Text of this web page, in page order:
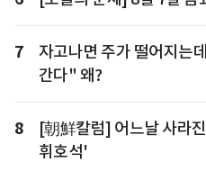
7
자고나면 주가 떨어지는
간다" 왜?
8
[朝鮮칼럼] 어느날 사라
휘호석'